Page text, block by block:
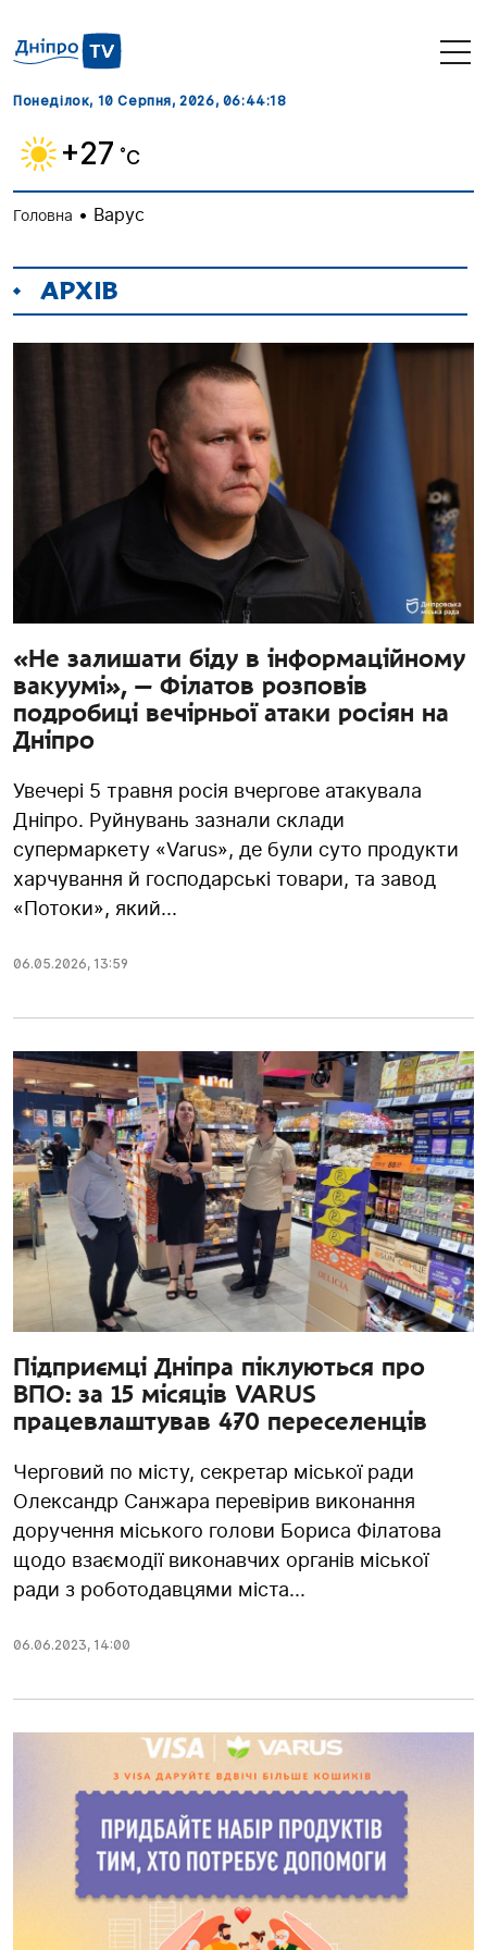
Понеділок, 10 Серпня, 2026, 06:44:18
+27 ˚C
Головна • Варус
АРХІВ
«Не залишати біду в інформаційному
вакуумі», — Філатов розповів
подробиці вечірньої атаки росіян на
Дніпро
Увечері 5 травня росія вчергове атакувала
Дніпро. Руйнувань зазнали склади
супермаркету «Varus», де були суто продукти
харчування й господарські товари, та завод
«Потоки», який...
06.05.2026, 13:59
Підприємці Дніпра піклуються про
ВПО: за 15 місяців VARUS
працевлаштував 470 переселенців
Черговий по місту, секретар міської ради
Олександр Санжара перевірив виконання
доручення міського голови Бориса Філатова
щодо взаємодії виконавчих органів міської
ради з роботодавцями міста...
06.06.2023, 14:00